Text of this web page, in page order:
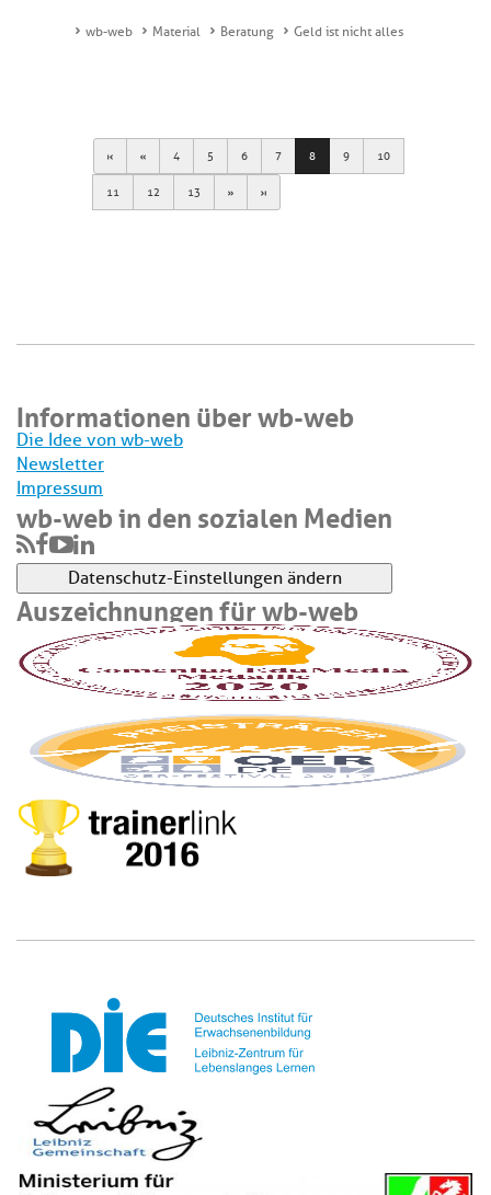
wb-web Material Beratung Geld ist nicht alles
First Previous
4 5 6 7 8 9 10
11 12 13 Next Last
Informationen über wb-web
Die Idee von wb-web
Newsletter
Impressum
wb-web in den sozialen Medien
Datenschutz-Einstellungen ändern
Auszeichnungen für wb-web